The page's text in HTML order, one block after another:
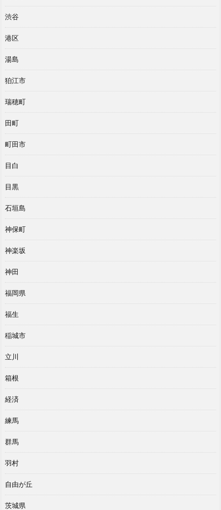
渋谷
港区
湯島
狛江市
瑞穂町
田町
町田市
目白
目黒
石垣島
神保町
神楽坂
神田
福岡県
福生
稲城市
立川
箱根
経済
練馬
群馬
羽村
自由が丘
茨城県